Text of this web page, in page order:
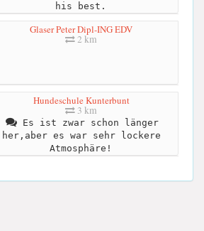
his best.
Glaser Peter Dipl-ING EDV
2 km
Hundeschule Kunterbunt
3 km
Es ist zwar schon länger
her,aber es war sehr lockere
Atmosphäre!